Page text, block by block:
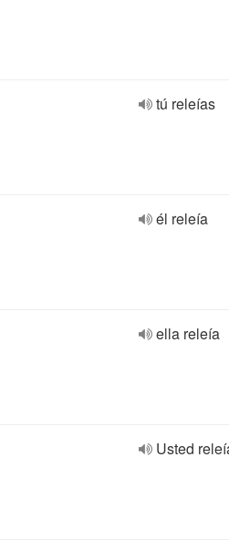
tú releías
él releía
ella releía
Usted